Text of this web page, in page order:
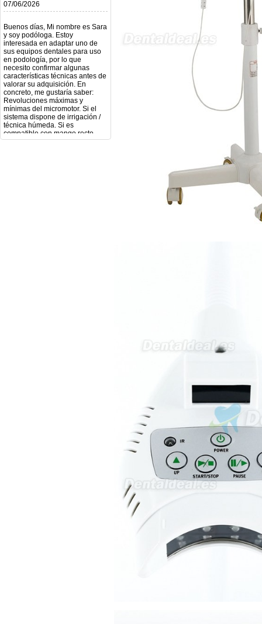
y soy podóloga. Estoy
interesada en adaptar uno de
sus equipos dentales para uso
en podología, por lo que
necesito confirmar algunas
características técnicas antes de
valorar su adquisición. En
concreto, me gustaría saber:
Revoluciones máximas y
mínimas del micromotor. Si el
sistema dispone de irrigación /
técnica húmeda. Si es
compatible con mango recto
(pieza recta para fresas de
podología). Velocidad del